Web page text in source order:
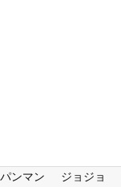
ンマン ジョジョ